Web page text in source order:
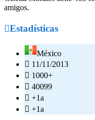
amigos.
Estadísticas
México
 11/11/2013
 1000+
 40099
 +1a
 +1a